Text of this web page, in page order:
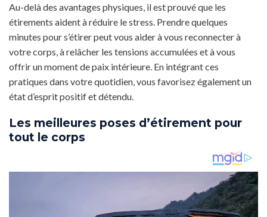
Au-delà des avantages physiques, il est prouvé que les
étirements aident à réduire le stress. Prendre quelques
minutes pour s’étirer peut vous aider à vous reconnecter à
votre corps, à relâcher les tensions accumulées et à vous
offrir un moment de paix intérieure. En intégrant ces
pratiques dans votre quotidien, vous favorisez également un
état d’esprit positif et détendu.
Les meilleures poses d’étirement pour
tout le corps